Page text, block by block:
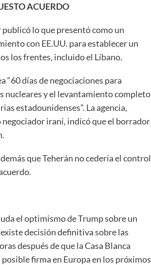
ACUERDO
lo que presentó como un
con EE.UU. para establecer un
los frentes, incluido el Líbano.
“60 días de negociaciones para
nucleares y el levantamiento completo
estadounidenses”. La agencia,
iraní, indicó que el borrador
que Teherán no cedería el control
el optimismo de Trump sobre un
decisión definitiva sobre las
después de que la Casa Blanca
firma en Europa en los próximos